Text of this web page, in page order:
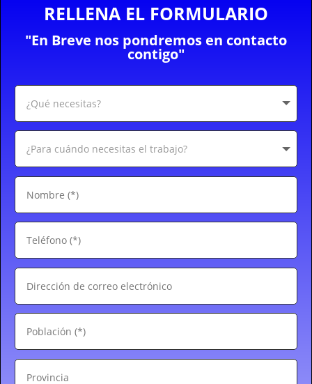
RELLENA EL FORMULARIO
"En Breve nos pondremos en contacto
contigo"